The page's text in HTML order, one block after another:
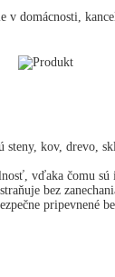
domácnosti,
kov, drevo,
vďaka čomu sú
bez
pripevnené